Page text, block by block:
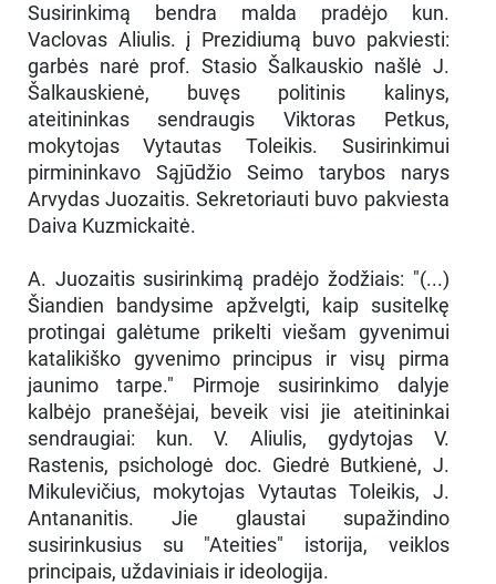
Susirinkimą bendra malda pradėjo kun.
Vaclovas Aliulis. į Prezidiumą buvo pakviesti:
garbės narė prof. Stasio Šalkauskio našlė J.
Šalkauskienė, buvęs politinis kalinys,
ateitininkas sendraugis Viktoras Petkus,
mokytojas Vytautas Toleikis. Susirinkimui
pirmininkavo Sąjūdžio Seimo tarybos narys
Arvydas Juozaitis. Sekretoriauti buvo pakviesta
Daiva Kuzmickaitė.
A. Juozaitis susirinkimą pradėjo žodžiais: "(...)
Šiandien bandysime apžvelgti, kaip susitelkę
protingai galėtume prikelti viešam gyvenimui
katalikiško gyvenimo principus ir visų pirma
jaunimo tarpe." Pirmoje susirinkimo dalyje
kalbėjo pranešėjai, beveik visi jie ateitininkai
sendraugiai: kun. V. Aliulis, gydytojas V.
Rastenis, psichologė doc. Giedrė Butkienė, J.
Mikulevičius, mokytojas Vytautas Toleikis, J.
Antananitis. Jie glaustai supažindino
susirinkusius su "Ateities" istorija, veiklos
principais, uždaviniais ir ideologija.